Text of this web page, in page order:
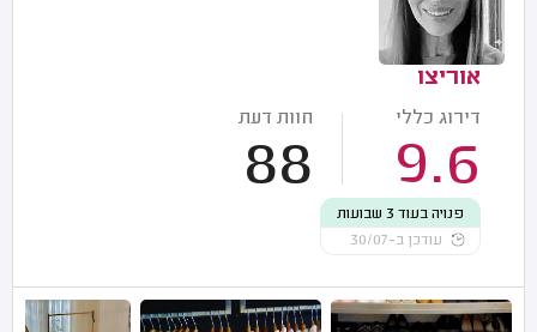
אוריצו
דירוג כללי
9.6
חוות דעת
88
פנויה בעוד 3 שבועות
עודכן ב-30/07